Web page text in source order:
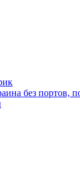
без портов,